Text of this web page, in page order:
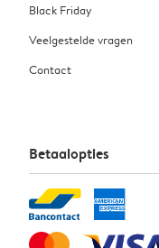
Black Friday
Veelgestelde vragen
Contact
Betaalopties